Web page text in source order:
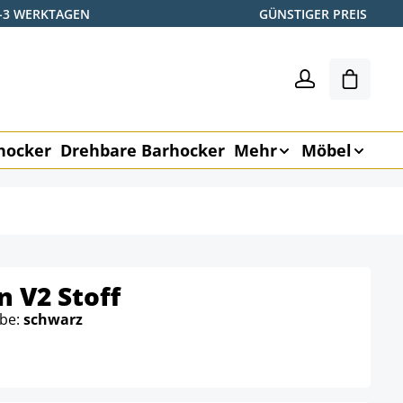
WERKTAGEN GÜNSTIGER PREIS
Drehbare Barhocker Mehr Möbel
V2 Stoff
schwarz